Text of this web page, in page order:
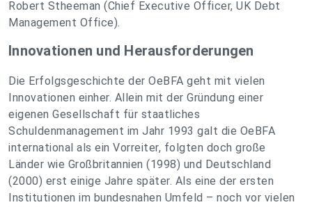
Robert Stheeman (Chief Executive Officer, UK Debt
Management Office).
Innovationen und Herausforderungen
Die Erfolgsgeschichte der OeBFA geht mit vielen
Innovationen einher. Allein mit der Gründung einer
eigenen Gesellschaft für staatliches
Schuldenmanagement im Jahr 1993 galt die OeBFA
international als ein Vorreiter, folgten doch große
Länder wie Großbritannien (1998) und Deutschland
(2000) erst einige Jahre später. Als eine der ersten
Institutionen im bundesnahen Umfeld – noch vor vielen